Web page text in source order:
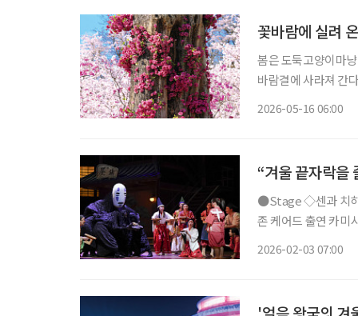
꽃바람에 실려
봄은 도둑고양이마
바람결에 사라져 간
2026-05-16 06:00
“겨울 끝자락을
●Stage ◇센과 치히로의 행방불명 일정 3월 22일까지 장소 예술의전당 오페라극장 연출
존 케어드 출연 카미
2026-02-03 07:00